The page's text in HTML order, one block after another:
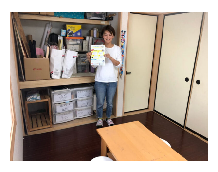
2023年7月
2023年6月
2023年5月
2023年4月
2023年3月
2023年2月
2023年1月
2022年12月
2022年10月
2022年9月